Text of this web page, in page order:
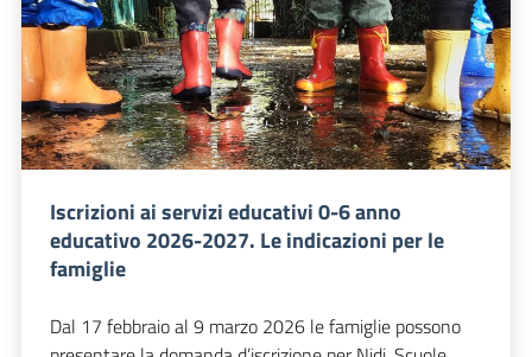
Iscrizioni ai servizi educativi 0-6 anno
educativo 2026-2027. Le indicazioni per le
famiglie
Dal 17 febbraio al 9 marzo 2026 le famiglie possono